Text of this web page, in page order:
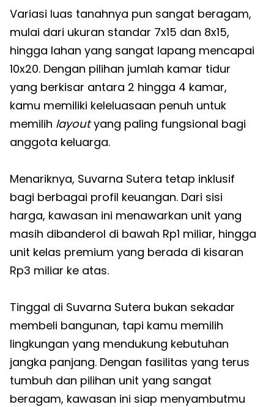
Variasi luas tanahnya pun sangat beragam,
mulai dari ukuran standar 7x15 dan 8x15,
hingga lahan yang sangat lapang mencapai
10x20. Dengan pilihan jumlah kamar tidur
yang berkisar antara 2 hingga 4 kamar,
kamu memiliki keleluasaan penuh untuk
memilih layoutyang paling fungsional bagi
anggota keluarga.
Menariknya, Suvarna Sutera tetap inklusif
bagi berbagai profil keuangan. Dari sisi
harga, kawasan ini menawarkan unit yang
masih dibanderol di bawah Rp1 miliar, hingga
unit kelas premium yang berada di kisaran
Rp3 miliar ke atas.
Tinggal di Suvarna Sutera bukan sekadar
membeli bangunan, tapi kamu memilih
lingkungan yang mendukung kebutuhan
jangka panjang. Dengan fasilitas yang terus
tumbuh dan pilihan unit yang sangat
beragam, kawasan ini siap menyambutmu